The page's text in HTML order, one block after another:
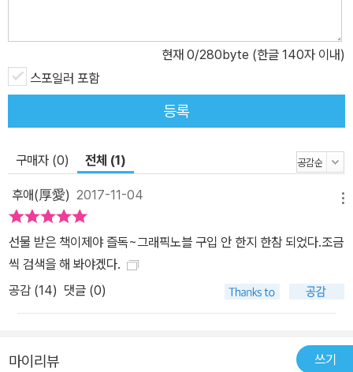
현재 0/280byte (한글 140자 이내)
스포일러 포함
등록
구매자 (0) 전체 (1)
후애(厚愛) 2017-11-04
선물 받은 책이제야 즐독~그래픽노블 구입 안 한지 한참 되었다.조금
씩 검색을 해 봐야겠다.
공감 (14) 댓글 (0)
마이리뷰 쓰기